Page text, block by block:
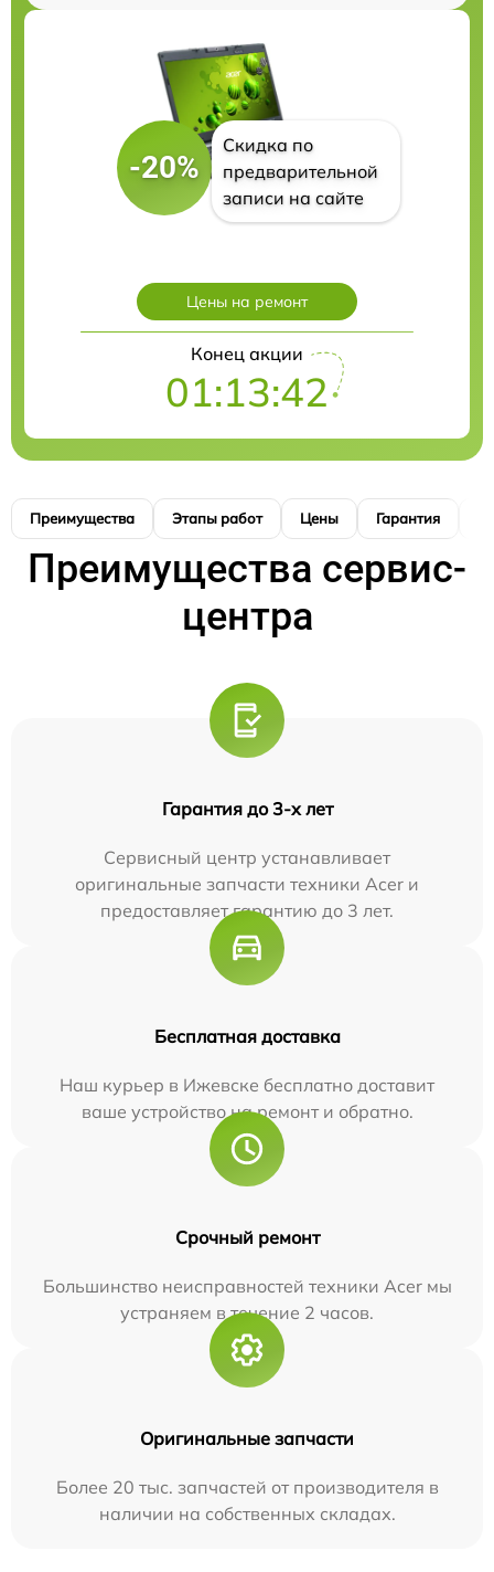
-20%
Скидка по
предварительной
записи на сайте
Цены на ремонт
Конец акции
01:13:41
Преимущества Этапы работ Цены Гарантия
Преимущества сервис-
центра
Гарантия до 3-х лет
Сервисный центр устанавливает
оригинальные запчасти техники Acer и
предоставляет гарантию до 3 лет.
Бесплатная доставка
Наш курьер в Ижевске бесплатно доставит
ваше устройство на ремонт и обратно.
Срочный ремонт
Большинство неисправностей техники Acer мы
устраняем в течение 2 часов.
Оригинальные запчасти
Более 20 тыс. запчастей от производителя в
наличии на собственных складах.